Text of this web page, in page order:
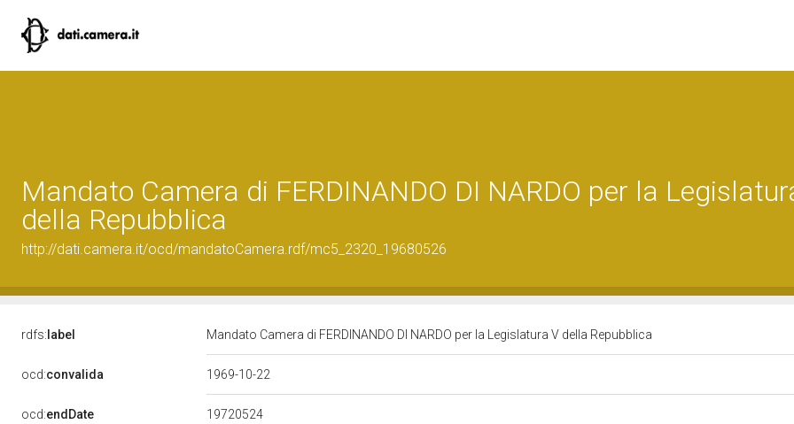
Mandato Camera di FERDINANDO DI NARDO per la
della Repubblica
http://dati.camera.it/ocd/mandatoCamera.rdf/mc5_2320_19680526
rdfs: label Mandato Camera di FERDINANDO DI NARDO per la Legislatura V della Repubblica
ocd:convalida 1969-10-22
ocd:endDate 19720524